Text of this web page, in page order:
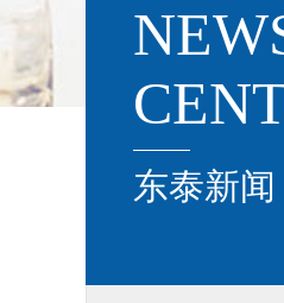
东泰新闻